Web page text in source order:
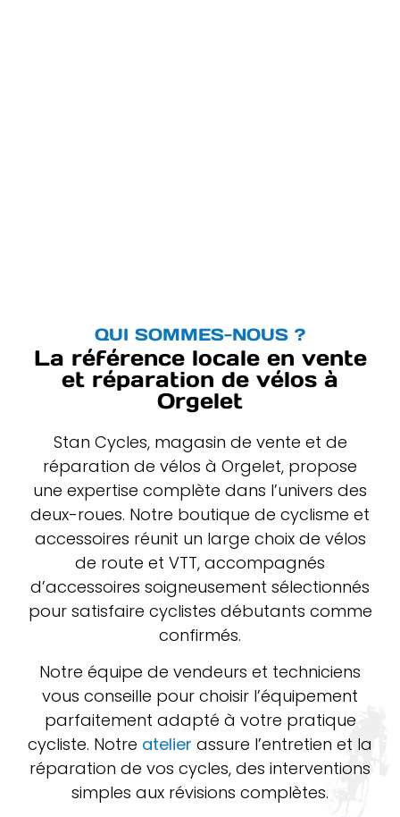
QUI SOMMES-NOUS ?
La référence locale en vente
et réparation de vélos à
Orgelet
Stan Cycles, magasin de vente et de
réparation de vélos à Orgelet, propose
une expertise complète dans l’univers des
deux-roues. Notre boutique de cyclisme et
accessoires réunit un large choix de vélos
de route et VTT, accompagnés
d’accessoires soigneusement sélectionnés
pour satisfaire cyclistes débutants comme
confirmés.
Notre équipe de vendeurs et techniciens
vous conseille pour choisir l’équipement
parfaitement adapté à votre pratique
cycliste. Notre atelier assure l’entretien et la
réparation de vos cycles, des interventions
simples aux révisions complètes.